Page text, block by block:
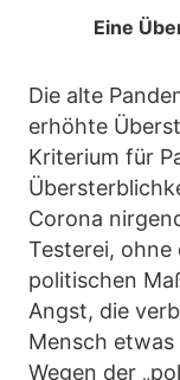
Eine
Die alte
erhöhte
Kriterium für
Corona
Testerei, ohne
politischen
Angst, die
Mensch etwas
Wegen der